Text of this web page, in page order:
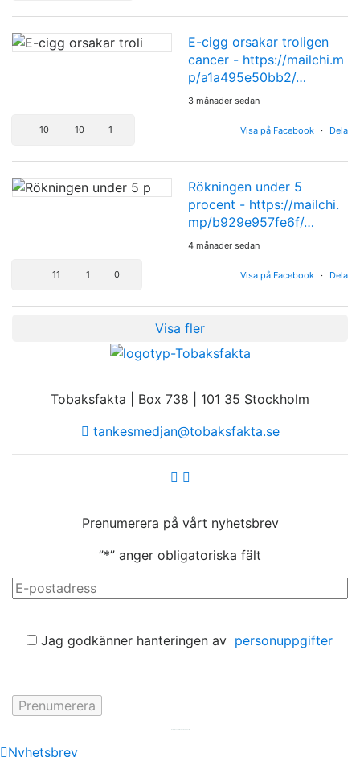
E-cigg orsakar troligen
cancer - https://mailchi.m
p/a1a495e50bb2/…
3 månader sedan
Visa på Facebook · Dela
10 10 1
Rökningen under 5
procent - https://mailchi.
mp/b929e957fe6f/…
4 månader sedan
Visa på Facebook · Dela
11 1 0
Visa fler
Tobaksfakta | Box 738 | 101 35 Stockholm
tankesmedjan@tobaksfakta.se
Prenumerera på vårt nyhetsbrev
”*” anger obligatoriska fält
Samtycke
Jag godkänner hanteringen av personuppgifter
Nyhetsbrev